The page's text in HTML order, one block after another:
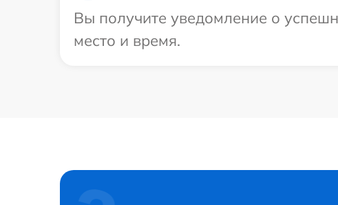
Вы получите уведомление о
место и время.